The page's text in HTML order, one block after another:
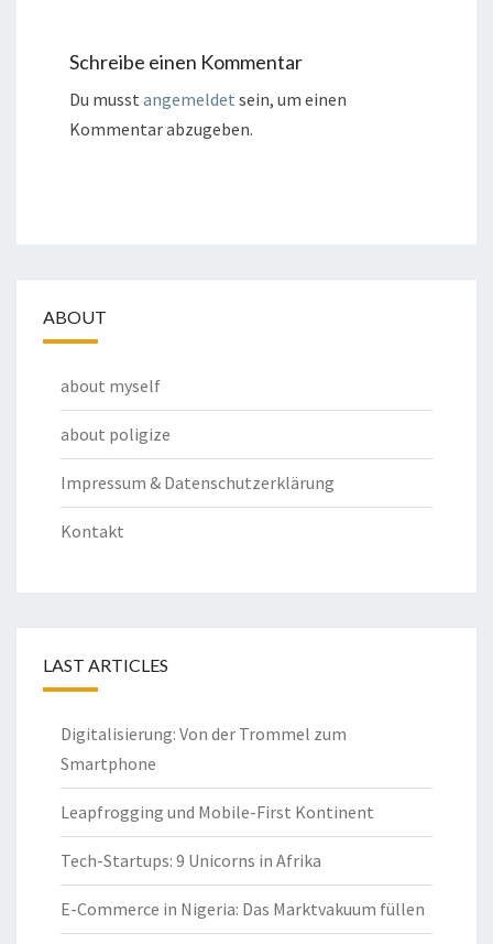
Schreibe einen Kommentar
Du musst angemeldet sein, um einen
Kommentar abzugeben.
ABOUT
about myself
about poligize
Impressum & Datenschutzerklärung
Kontakt
LAST ARTICLES
Digitalisierung: Von der Trommel zum
Smartphone
Leapfrogging und Mobile-First Kontinent
Tech-Startups: 9 Unicorns in Afrika
E-Commerce in Nigeria: Das Marktvakuum füllen